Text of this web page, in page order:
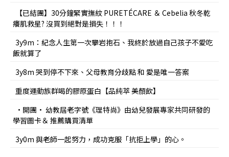
【已結團】30分鐘緊實撫紋 PURETÉCARE ＆ Cebelia 秋冬乾
癢肌救星? 沒買到絕對是損失！！！
3y9m：紀念人生第一次攀岩抱石、我終於放過自己孩子不愛吃
飯就算了
3y8m 哭到停不下來、父母教育分歧點 和 愛是唯一答案
重度運動族群喝的膠原蛋白【品純萃 美顏飲】
•開團• 幼教屆老字號《理特尚》由幼兒發展專家共同研發的
學習圖卡＆ 推薦購買清單
3y0m 與老師一起努力，成功克服「抗拒上學」的心。